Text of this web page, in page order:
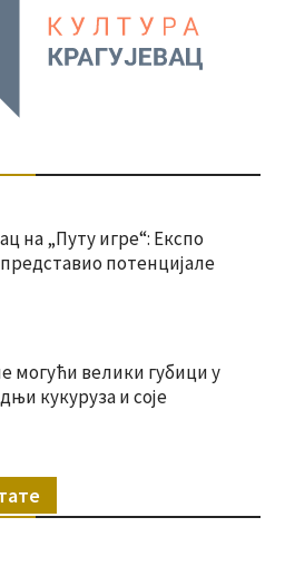
на „Путу игре“: Експо
потенцијале
могући велики губици у
кукуруза и соје